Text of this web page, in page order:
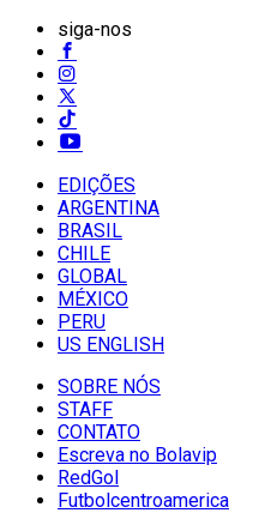
siga-nos
EDIÇÕES
ARGENTINA
BRASIL
CHILE
GLOBAL
MÉXICO
PERU
US ENGLISH
SOBRE NÓS
STAFF
CONTATO
Escreva no Bolavip
RedGol
Futbolcentroamerica